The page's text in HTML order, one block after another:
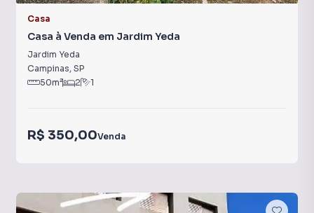
Casa
Casa à Venda em Jardim Yeda
Jardim Yeda
Campinas, SP
50m² 2 1
R$ 350,00Venda